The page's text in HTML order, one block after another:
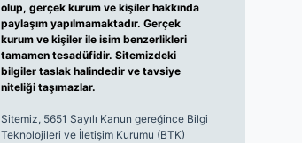
olup, gerçek kurum ve kişiler hakkında
paylaşım yapılmamaktadır. Gerçek
kurum ve kişiler ile isim benzerlikleri
tamamen tesadüfidir. Sitemizdeki
bilgiler taslak halindedir ve tavsiye
niteliği taşımazlar.
Sitemiz, 5651 Sayılı Kanun gereğince Bilgi
Teknolojileri ve İletişim Kurumu (BTK)